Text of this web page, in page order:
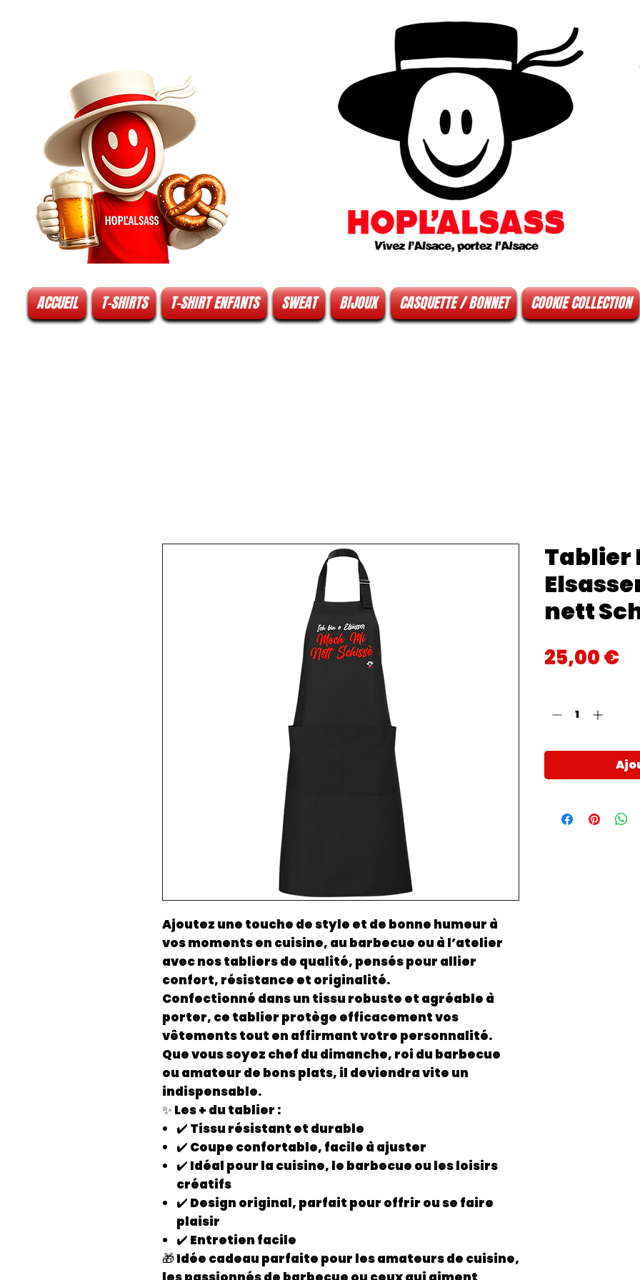
ACCUEIL T-SHIRTS T-SHIRT ENFANTS SWEAT BIJOUX CASQUETTE / BONNET COOKIE COLLECTION
Ajoutez une touche de style et de bonne humeur à
vos moments en cuisine, au barbecue ou à l’atelier
avec nostabliers de qualité, pensés pour allier
confort, résistance et originalité.
Confectionné dans un tissu robuste et agréable à
porter, ce tablier protège efficacement vos
vêtements tout en affirmant votre personnalité.
Que vous soyez chef du dimanche, roi du barbecue
ou amateur de bons plats, il deviendra vite un
indispensable.
✨ Les + du tablier :
✔️ Tissu résistant et durable
✔️ Coupe confortable, facile à ajuster
✔️ Idéal pour la cuisine, le barbecue ou les loisirs
créatifs
✔️ Design original, parfait pour offrir ou se faire
plaisir
✔️ Entretien facile
🎁 Idée cadeau parfaite pour les amateurs de cuisine,
Tablier
nett
25,00 €